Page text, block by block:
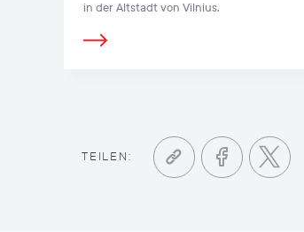
in der Altstadt von Vilnius.
TEILEN: